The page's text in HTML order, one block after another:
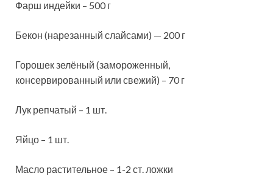
Фарш индейки – 500 г
Бекон (нарезанный слайсами) — 200 г
Горошек зелёный (замороженный,
консервированный или свежий) – 70 г
Лук репчатый – 1 шт.
Яйцо – 1 шт.
Масло растительное – 1-2 ст. ложки